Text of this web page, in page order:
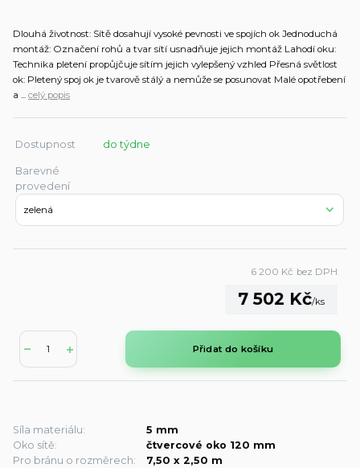
Dlouhá životnost: Sítě dosahují vysoké pevnosti ve spojích ok Jednoduchá
montáž: Označení rohů a tvar sítí usnadňuje jejich montáž Lahodí oku:
Technika pletení propůjčuje sítím jejich vylepšený vzhled Přesná světlost
ok: Pletený spoj ok je tvarově stálý a nemůže se posunovat Malé opotřebení
a ... celý popis
Dostupnost do týdne
Barevné
provedení
7 502 Kč/ks
6 200 Kč bez DPH
Přidat do košíku
Síla materiálu:
5 mm
Oko sítě:
čtvercové oko 120 mm
Pro bránu o rozměrech:
7,50 x 2,50 m